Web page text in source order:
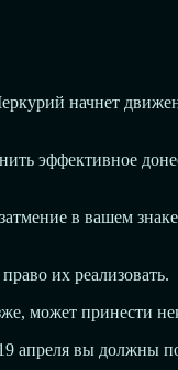
начнет
эффективное
в вашем
их реализовать.
может принести
апреля вы